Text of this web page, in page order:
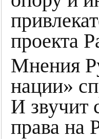
проекта
Мнения
нации»
И звучит
права на